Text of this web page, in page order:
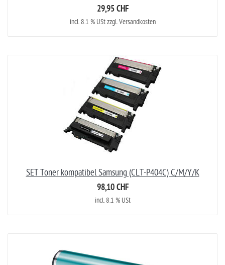
29,95 CHF
incl. 8.1 % USt zzgl. Versandkosten
SET Toner kompatibel Samsung (CLT-P404C) C/M/Y/K
98,10 CHF
incl. 8.1 % USt